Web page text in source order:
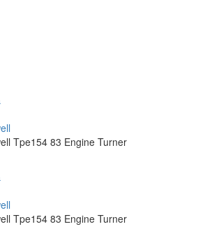
Tpe154 83 Engine Turner
Tpe154 83 Engine Turner